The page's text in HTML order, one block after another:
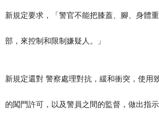
新規定要求，「警官不能把膝蓋、腳、身體
部，來控制和限制嫌疑人。」
新規定還對 警察處理對抗，緩和衝突，使用
的闖門許可，以及警員之間的監督，做出指示